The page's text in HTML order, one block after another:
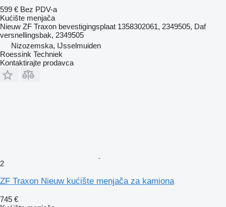
599 € Bez PDV-a
Kućište menjača
Nieuw ZF Traxon bevestigingsplaat 1358302061, 2349505, Daf
versnellingsbak, 2349505
Nizozemska, IJsselmuiden
Roessink Techniek
Kontaktirajte prodavca
2
ZF Traxon Nieuw kućište menjača za kamiona
745 €